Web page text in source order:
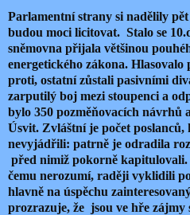
Parlamentní strany si nadělily
budou moci licitovat. Stalo se
sněmovna přijala většinou
energetického zákona.
proti, ostatní zůstali pasivními
zarputilý boj mezi stoupenci a
bylo 350 pozměňovacích návrhů
Úsvit. Zvláštní je počet poslanců,
nevyjádřili: patrně je odradila
před nimiž pokorně
čemu nerozumí, raději vyklidili
hlavně na úspěchu
prozrazuje, že jsou ve hře